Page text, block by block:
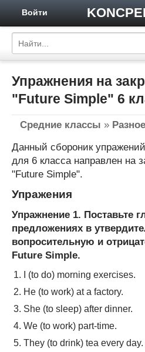
Войти
Упражнения на
"Future Simple" 6
Средние классы » Разное
Данный сбороник
для 6 класса направлен на
"Future Simple".
Упражения
Упражнение 1. Поставьте
предложениях в
вопросительную и
Future Simple.
I (to do) morning exercises.
He (to work) at a factory.
She (to sleep) after dinner.
We (to work) part-time.
They (to drink) tea every day.